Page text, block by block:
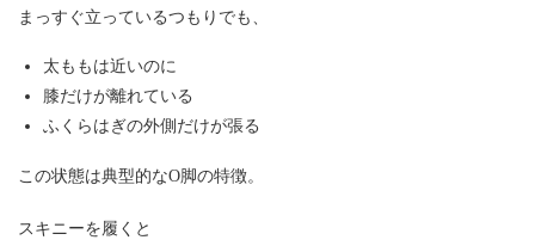
まっすぐ立っているつもりでも、
太ももは近いのに
膝だけが離れている
ふくらはぎの外側だけが張る
この状態は典型的なO脚の特徴。
スキニーを履くと